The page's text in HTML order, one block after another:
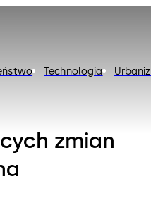
Technologia
zmian